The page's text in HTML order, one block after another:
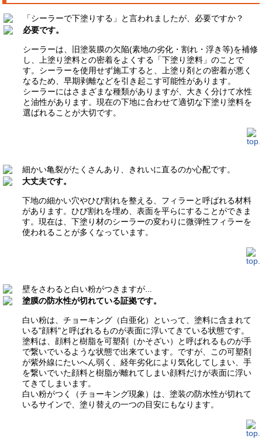
「シーラーで下塗りする」と言われましたが、必要ですか？
必要です。
シーラーは、旧塗装膜の欠陥(素地の劣化・割れ・浮き等)を補修
し、上塗り塗料との密着をよくする「下塗り塗料」のことで
す。シーラーを使用せず施工すると、上塗り剤との密着が悪く
なるため、早期剥離などを引き起こす可能性があります。
シーラーにはさまざまな種類がありますが、大きく分けて水性
と油性があります。現在の下地に合わせて適切な下塗り塗料を
選ばれることが大切です。
細かい亀裂がたくさんあり、きれいに直るのか心配です。
大丈夫です。
下地の細かい穴やひび割れを整える、フィラーと呼ばれる材料
があります。ひび割れを埋め、表面を平らにすることができま
す。現在は、下塗り材のシーラーの変わりに微弾性フィラーを
使われることが多くなっています。
壁をさわると白い粉がつきますが...
塗膜の防水性が切れている証拠です。
白い粉は、チョーキング（白亜化）といって、塗料に含まれて
いる"顔料"と呼ばれるものが表面に浮いてきている状態です。
塗料は、顔料と樹脂を可塑剤（かそざい）と呼ばれるものが手
で繋いでいるような状態で出来ています。ですが、この可塑剤
が紫外線にたいへん弱く、経年劣化により気化してしまい、手
を繋いでいた顔料と樹脂が離れてしまい顔料だけが表面に浮い
てきてしまいます。
白い粉がつく（チョーキング現象）は、塗装の防水性が切れて
いるサインで、塗り替えの一つの目安にもなります。